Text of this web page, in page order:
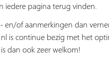
iedere pagina terug vinden.
en/of aanmerkingen dan
is continue bezig met het
dan ook zeer welkom!